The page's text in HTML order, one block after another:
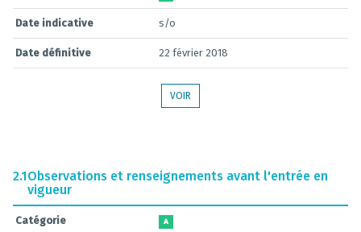
Date indicative s/o
Date définitive 22 février 2018
VOIR
2.1Observations et renseignements avant l'entrée en
vigueur
Catégorie A